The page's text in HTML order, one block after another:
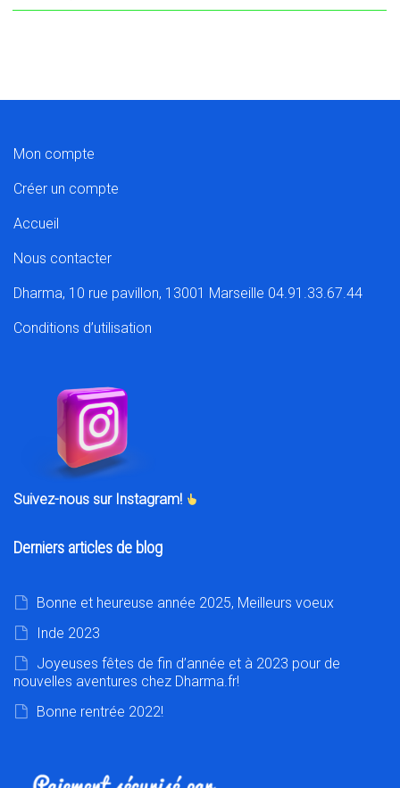
Mon compte
Créer un compte
Accueil
Nous contacter
Dharma, 10 rue pavillon, 13001 Marseille 04.91.33.67.44
Conditions d’utilisation
Suivez-nous sur Instagram!
Derniers articles de blog
Bonne et heureuse année 2025, Meilleurs voeux
Inde 2023
Joyeuses fêtes de fin d’année et à 2023 pour de
nouvelles aventures chez Dharma.fr!
Bonne rentrée 2022!